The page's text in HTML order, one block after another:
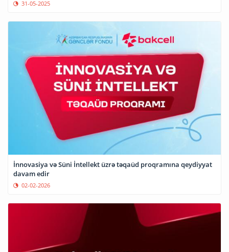
31-05-2025
⁠İnnovasiya və Süni İntellekt üzrə təqaüd proqramına qeydiyyat
davam edir
02-02-2026